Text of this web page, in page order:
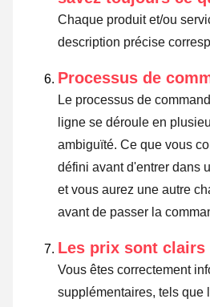
Chaque produit et/ou
description précise
Processus de
Le processus de
ligne se déroule en
ambiguïté. Ce que vous
défini avant d'entrer dans
et vous aurez une autre
avant de passer la
Les prix sont clairs
Vous êtes correctement
supplémentaires, tels que